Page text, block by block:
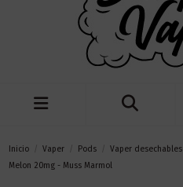
Inicio Vaper Pods Vaper desechables
Melon 20mg - Muss Marmol